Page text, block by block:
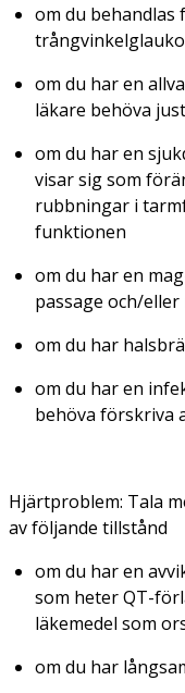
om du behandlas
om du har en
läkare behöva
om du har en
visar sig som
rubbningar i
funktionen
om du har en
passage och/
om du har
om du har en
behöva förskriva
Hjärtproblem: Tala
av följande tillstånd
om du har en
som heter QT-
läkemedel som
om du har